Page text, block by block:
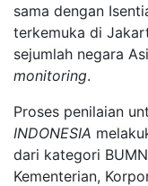
sama dengan
terkemuka di
sejumlah negara
monitoring.
Proses penilaian
INDONESIA
dari kategori
Kementerian,